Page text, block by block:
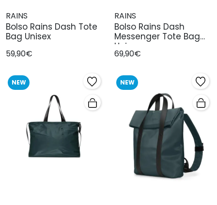
RAINS
Bolso Rains Dash Tote
Bag Unisex
59,90€
RAINS
Bolso Rains Dash
Messenger Tote Bag
Unisex
69,90€
NEW NEW